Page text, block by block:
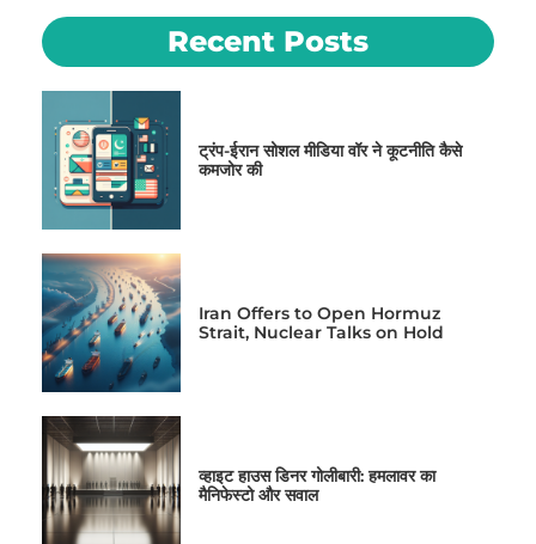
Recent Posts
ट्रंप-ईरान सोशल मीडिया वॉर ने कूटनीति कैसे
कमजोर की
Iran Offers to Open Hormuz
Strait, Nuclear Talks on Hold
व्हाइट हाउस डिनर गोलीबारी: हमलावर का
मैनिफेस्टो और सवाल